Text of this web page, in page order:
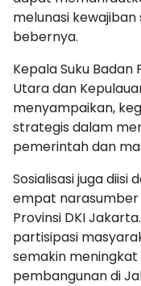
melunasi
bebernya.
Kepala Suku
Utara dan
menyampaikan,
strategis dalam
pemerintah dan
Sosialisasi juga
empat narasumber
Provinsi DKI
partisipasi
semakin
pembangunan di